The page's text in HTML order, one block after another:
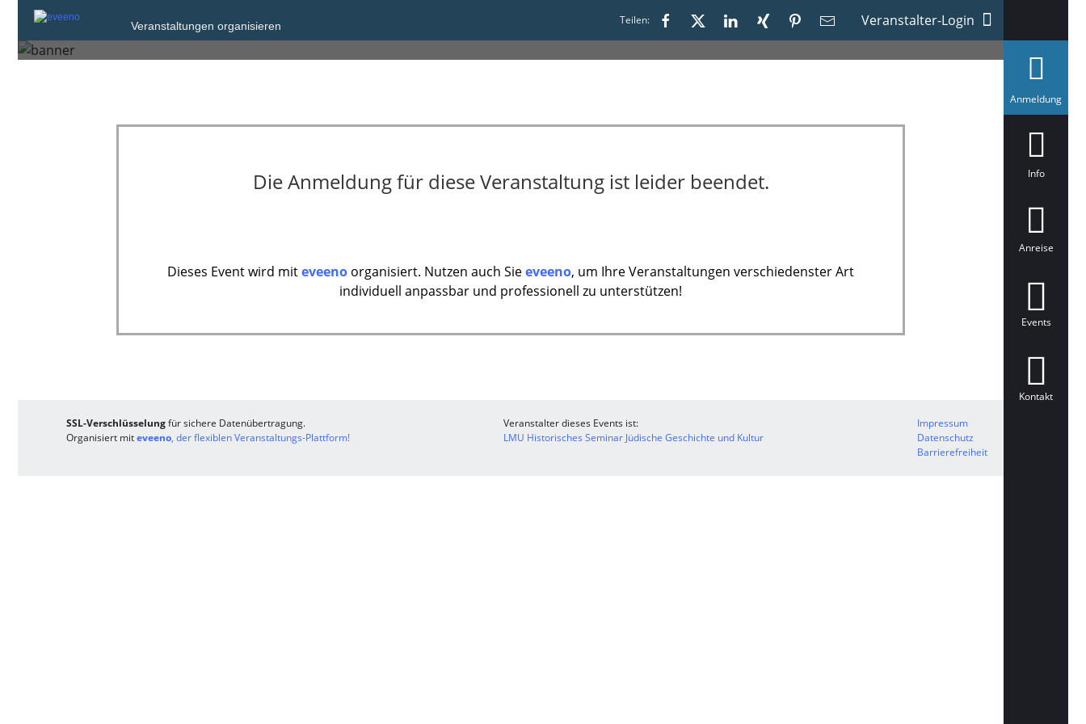
Veranstaltungen organisieren Teilen: Veranstalter-Login
München
Anmeldunga
Info
Anreise
Events
Kontakt
Die Anmeldung für diese Veranstaltung ist leider beendet.
Dieses Event wird miteveeno organisiert. Nutzen auch Sieeveeno, um Ihre Veranstaltungen verschiedenster Art
individuell anpassbar und professionell zu unterstützen!
SSL-Verschlüsselungfür sichere Datenübertragung.
Organisiert miteveeno, der flexiblen Veranstaltungs-Plattform!
Veranstalter dieses Events ist:
LMU Historisches Seminar Jüdische Geschichte und Kultur
Impressum
Datenschutz
Barrierefreiheit